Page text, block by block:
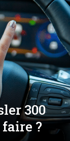
300
faire ?